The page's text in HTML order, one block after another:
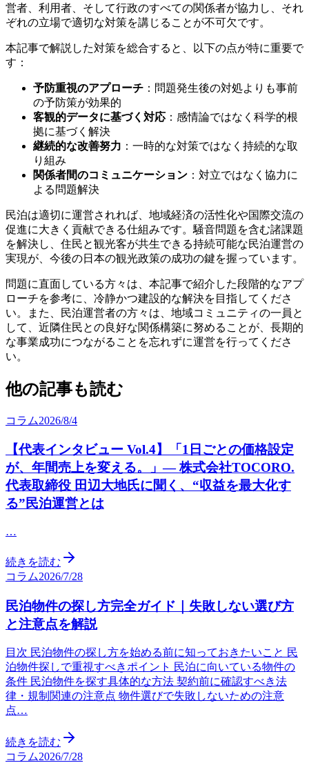
営者、利用者、そして行政のすべての関係者が協力し、それ
ぞれの立場で適切な対策を講じることが不可欠です。
本記事で解説した対策を総合すると、以下の点が特に重要で
す：
予防重視のアプローチ ：問題発生後の対処よりも事前
の予防策が効果的
客観的データに基づく対応 ：感情論ではなく科学的根
拠に基づく解決
継続的な改善努力 ：一時的な対策ではなく持続的な取
り組み
関係者間のコミュニケーション ：対立ではなく協力に
よる問題解決
民泊は適切に運営されれば、地域経済の活性化や国際交流の
促進に大きく貢献できる仕組みです。騒音問題を含む諸課題
を解決し、住民と観光客が共生できる持続可能な民泊運営の
実現が、今後の日本の観光政策の成功の鍵を握っています。
問題に直面している方々は、本記事で紹介した段階的なアプ
ローチを参考に、冷静かつ建設的な解決を目指してくださ
い。また、民泊運営者の方々は、地域コミュニティの一員と
して、近隣住民との良好な関係構築に努めることが、長期的
な事業成功につながることを忘れずに運営を行ってくださ
い。
他の記事も読む
コラム2026/8/4
【代表インタビュー Vol.4】「1日ごとの価格設定
が、年間売上を変える。」— 株式会社TOCORO.
代表取締役 田辺大地氏に聞く、“収益を最大化す
る”民泊運営とは
…
続きを読む
コラム2026/7/28
民泊物件の探し方完全ガイド｜失敗しない選び方
と注意点を解説
目次 民泊物件の探し方を始める前に知っておきたいこと 民
泊物件探しで重視すべきポイント 民泊に向いている物件の
条件 民泊物件を探す具体的な方法 契約前に確認すべき法
律・規制関連の注意点 物件選びで失敗しないための注意
点…
続きを読む
コラム2026/7/28